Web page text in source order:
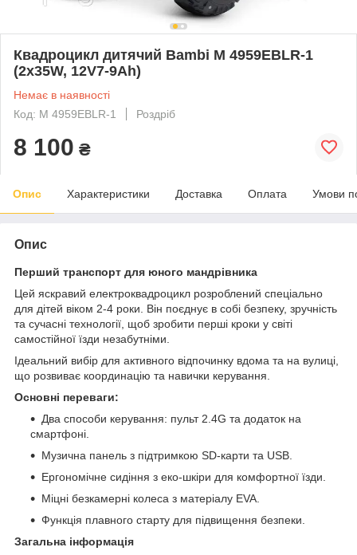
Квадроцикл дитячий Bambi M 4959EBLR-1
(2х35W, 12V7-9Ah)
Немає в наявності
Код: M 4959EBLR-1
Роздріб
8 100 ₴
Опис Характеристики Доставка Оплата Умови
Опис
Перший транспорт для юного мандрівника
Цей яскравий електроквадроцикл розроблений спеціально
для дітей віком 2-4 роки. Він поєднує в собі безпеку, зручність
та сучасні технології, щоб зробити перші кроки у світі
самостійної їзди незабутніми.
Ідеальний вибір для активного відпочинку вдома та на вулиці,
що розвиває координацію та навички керування.
Основні переваги:
Два способи керування: пульт 2.4G та додаток на
смартфоні.
Музична панель з підтримкою SD-карти та USB.
Ергономічне сидіння з еко-шкіри для комфортної їзди.
Міцні безкамерні колеса з матеріалу EVA.
Функція плавного старту для підвищення безпеки.
Загальна інформація